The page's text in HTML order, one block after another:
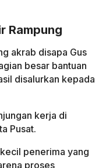
Rampung
akrab disapa Gus
besar bantuan
disalurkan kepada
kerja di
Pusat.
penerima yang
proses